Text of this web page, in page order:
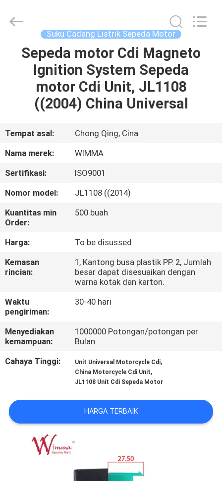
RUMAH
PRODUK
VIDEO
TENTANG
TUR
PABRIK
KONTROL
KUALITAS
MINTA
KUTIPAN
KEBIJAKAN
PRIBADI
Spare
Parts
Reserved.
Suku Cadang Listrik Sepeda Motor
Sepeda motor Cdi Magneto
Ignition System Sepeda
motor Cdi Unit, JL1108
((2004) China Universal
Tempat asal:
Chong Qing, Cina
Nama merek:
WIMMA
Sertifikasi:
ISO9001
Nomor model:
JL1108 ((2014)
Kuantitas min
Order:
500 buah
Harga:
To be disussed
Kemasan
rincian:
1, Kantong busa plastik PP. 2, Jumlah
besar dapat disesuaikan dengan
warna kotak dan karton.
Waktu
pengiriman:
30-40 hari
Menyediakan
kemampuan:
1000000 Potongan/potongan per
Bulan
Cahaya Tinggi:
Unit Universal Motorcycle Cdi,
China Motorcycle Cdi Unit,
JL1108 Unit Cdi Sepeda Motor
HARGA TERBAIK